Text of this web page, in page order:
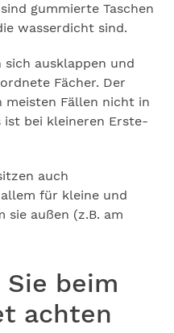
gummierte Taschen
wasserdicht sind.
sich ausklappen und
Fächer. Der
meisten Fällen nicht in
ist bei kleineren Erste-
auch
für kleine und
sie außen (z.B. am
beim
achten